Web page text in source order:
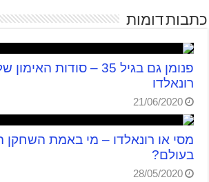
כתבות דומות
פנומן גם בגיל 35 – סודות
רונאלדו
21/06/2020
מסי או רונאלדו – מי באמת השחקן
בעולם?
28/05/2020